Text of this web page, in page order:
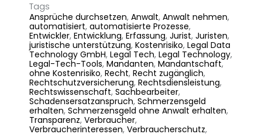
Tags
Ansprüche durchsetzen, Anwalt, Anwalt nehmen,
automatisiert, automatisierte Prozesse,
Entwickler, Entwicklung, Erfassung, Jurist, Juristen,
juristische unterstützung, Kostenrisiko, Legal Data
Technology GmbH, Legal Tech, Legal Technology,
Legal-Tech-Tools, Mandanten, Mandantschaft,
ohne Kostenrisiko, Recht, Recht zugänglich,
Rechtschutzversicherung, Rechtsdiensleistung,
Rechtswissenschaft, Sachbearbeiter,
Schadensersatzanspruch, Schmerzensgeld
erhalten, Schmerzensgeld ohne Anwalt erhalten,
Transparenz, Verbraucher,
Verbraucherinteressen, Verbraucherschutz,